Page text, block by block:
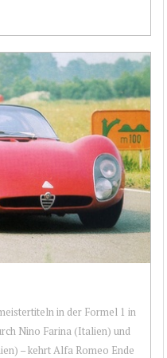
in der Formel 1 in
Nino Farina (Italien) und
– kehrt Alfa Romeo Ende